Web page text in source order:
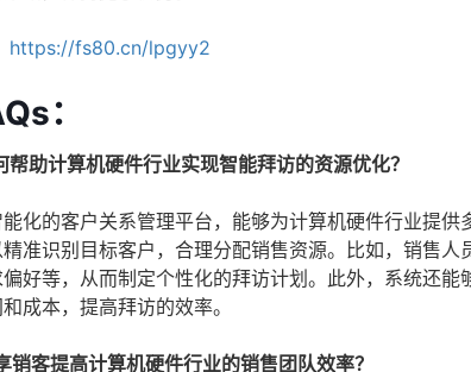
https://fs80.cn/lpgyy2
：
帮助计算机硬件行业实现智能拜访的资源优化？
化的客户关系管理平台，能够为计算机硬件行业提
准识别目标客户，合理分配销售资源。比如，销售
好等，从而制定个性化的拜访计划。此外，系统还
成本，提高拜访的效率。
销客提高计算机硬件行业的销售团队效率？